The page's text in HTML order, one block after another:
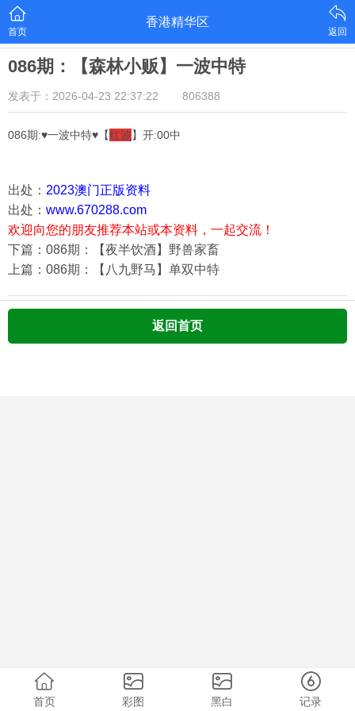
首页
香港精华区
返回
086期：【森林小贩】一波中特
发表于：2026-04-23 22:37:22 806388
086期:♥一波中特♥【红波】开:00中
出处： 2023澳门正版资料
出处： www.670288.com
欢迎向您的朋友推荐本站或本资料，一起交流！
下篇：086期：【夜半饮酒】野兽家畜
上篇：086期：【八九野马】单双中特
返回首页
首页 彩图 黑白 记录